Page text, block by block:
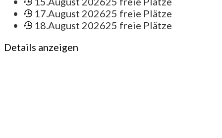
17.August 202625 freie Plätze
18.August 202625 freie Plätze
Details anzeigen